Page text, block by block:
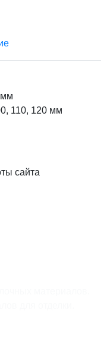
110, 120 мм
сайта